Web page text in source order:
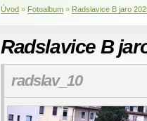
Úvod » Fotoalbum » Radslavice B jaro
Radslavice B
radslav_10